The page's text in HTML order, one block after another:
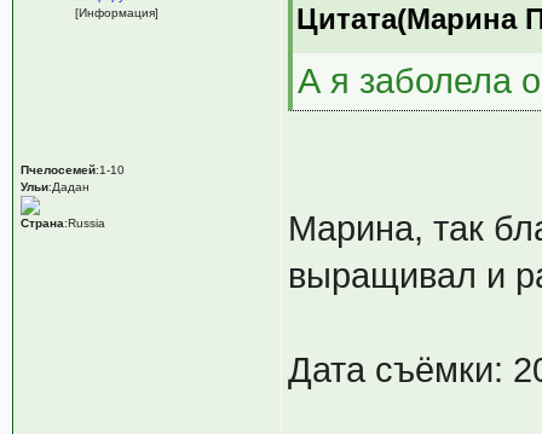
[Информация]
Пчелосемей:1-10
Ульи:Дадан
Страна:Russia
Цитата(Марина
А я заболела
Марина, так
выращивал и
Дата съёмки: